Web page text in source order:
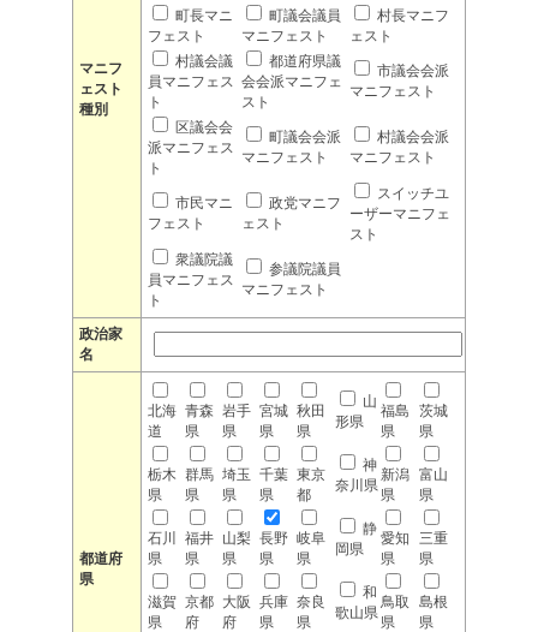
マニフ
ェスト
種別
町長マニ
フェスト
町議会議員
マニフェスト
村長マニフ
ェスト
村議会議
員マニフェス
ト
都道府県議
会会派マニフェ
スト
市議会会派
マニフェスト
区議会会
派マニフェス
ト
町議会会派
マニフェスト
村議会会派
マニフェスト
市民マニ
フェスト
政党マニフ
ェスト
スイッチユ
ーザーマニフェ
スト
衆議院議
員マニフェス
ト
参議院議員
マニフェスト
政治家
名
都道府
県
北海
道
青森
県
岩手
県
宮城
県
秋田
県
山
形県
福島
県
茨城
県
栃木
県
群馬
県
埼玉
県
千葉
県
東京
都
神
奈川県
新潟
県
富山
県
石川
県
福井
県
山梨
県
長野
県
岐阜
県
静
岡県
愛知
県
三重
県
滋賀
県
京都
府
大阪
府
兵庫
県
奈良
県
和
歌山県
鳥取
県
島根
県